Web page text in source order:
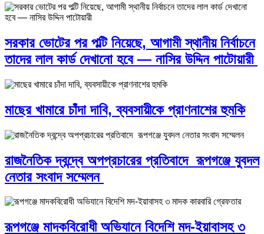
সরকার ভোটের পর পল্টি নিয়েছে, আগামী স্থানীয় নির্বাচনে
তাদের লাল কার্ড দেখানো হবে — নাসির উদ্দিন পাটোয়ারী
মাছের খামারে চাঁদা দাবি, ব্যবসায়ীকে প্রাণনাশের হুমকি
রাজনৈতিক দ্বন্দ্বে অপপ্রচারের প্রতিবাদে ‎রূপগঞ্জে যুবদল
নেতার সংবাদ সম্মেলন ‎
রূপগঞ্জে মাদকবিরোধী অভিযানে বিদেশি মদ-ইয়াবাসহ ৩